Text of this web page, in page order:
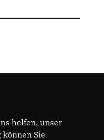
helfen, unser
Sie